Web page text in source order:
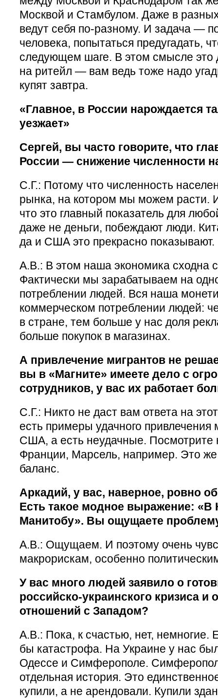
Москвой и Стамбулом. Даже в
ведут себя по-разному. И задача —
человека, попытаться предугадать,
следующем шаге. В этом смысле это
на ритейл — вам ведь тоже надо
купят завтра.
«Главное, в России нарождается
уезжает»
Сергей, вы часто говорите, что
России — снижение численности
С.Г.: Потому что численность
рынка, на котором мы можем расти.
что это главный показатель для
даже не деньги, побеждают люди.
да и США это прекрасно показывают.
А.В.: В этом наша экономика сходна
Фактически мы зарабатываем на
потреблении людей. Вся наша
коммерческом потреблении людей:
в стране, тем больше у нас доля
больше покупок в магазинах.
А привлечение мигрантов не
вы в «Магните» имеете дело с
сотрудников, у вас их работает
С.Г.: Никто не даст вам ответа на
есть примеры удачного привлечения
США, а есть неудачные. Посмотрите
Франции, Марсель, например. Это
баланс.
Аркадий, у вас, наверное, ровно
Есть такое модное выражение: «В
Манитобу». Вы ощущаете
А.В.: Ощущаем. И поэтому очень
макрорискам, особенно
У вас много людей заявило о
российско-украинского кризиса и
отношений с Западом?
А.В.: Пока, к счастью, нет, немногие.
бы катастрофа. На Украине у нас
Одессе и Симферополе.
отдельная история. Это
купили, а не арендовали. Купили